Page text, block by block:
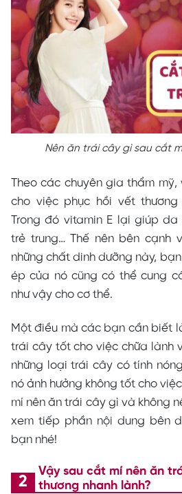
Nên ăn trái cây gì sau cắt
Theo các chuyên gia thẩm
cho việc phục hồi vết
Trong đó vitamin E lại giúp da
trẻ trung… Thế nên bên cạnh
những chất dinh dưỡng này,
ép của nó cũng có thể cung
như vậy cho cơ thể.
Một điều mà các bạn cần biết
trái cây tốt cho việc chữa lành
những loại trái cây có tính
nó ảnh hưởng không tốt cho
mí nên ăn trái cây gì và không
xem tiếp phần nội dung bên
bạn nhé!
Vậy sau cắt mí nên ăn
thương nhanh lành?